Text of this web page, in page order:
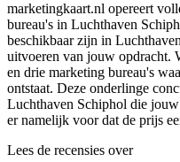
marketingkaart.nl opereert
bureau's in Luchthaven
beschikbaar zijn in
uitvoeren van jouw opdracht.
en drie marketing bureau's
ontstaat. Deze onderlinge
Luchthaven Schiphol die
er namelijk voor dat de prijs
Lees de recensies over